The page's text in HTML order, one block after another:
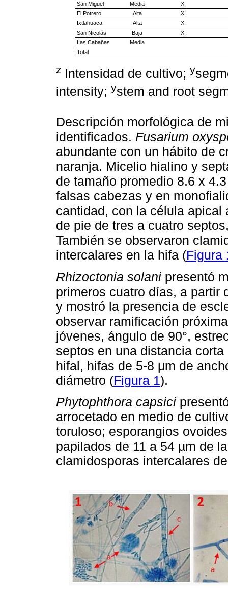
San Miguel
Media
X
El Potrero
Alta
X
Ixtlahuaca
Alta
X
San Nicolás
Baja
X
Las Cabañas
Media
Total
z Intensidad de cultivo; y
intensity; ystem and root
Descripción morfológica de
identificados. Fusarium
abundante con un hábito de
naranja. Micelio hialino y
de tamaño promedio 8.6 x
falsas cabezas y en
cantidad, con la célula
de pie de tres a cuatro
También se observaron
intercalares en la hifa (Figura
Rhizoctonia solani presentó
primeros cuatro días, a partir
y mostró la presencia de
observar ramificación
jóvenes, ángulo de 90°,
septos en una distancia
hifal, hifas de 5-8 μm de
diámetro (Figura 1).
Phytophthora capsici
arrocetado en medio de
toruloso; esporangios
papilados de 11 a 54 µm de
clamidosporas intercalares